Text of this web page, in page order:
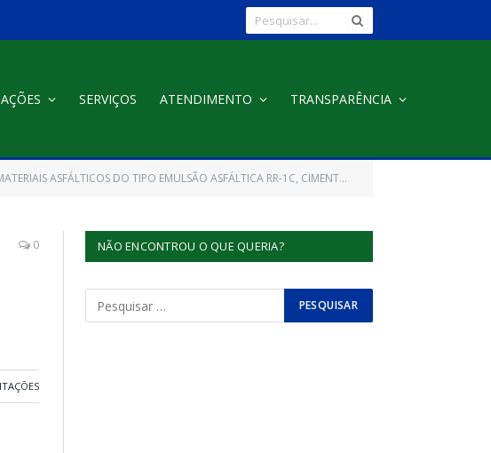
SERVIÇOS ATENDIMENTO TRANSPARÊNCIA
PETRÓLEO CAP 50/70, TRANSPORTE DE MATERIAIS ASFALTICOS PARA SEREM UTILIZADOS NAS OBRAS DE EXECUÇÃO DE OPERAÇÃO “TAPA BURACOS”)
0 NÃO ENCONTROU O QUE QUERIA?